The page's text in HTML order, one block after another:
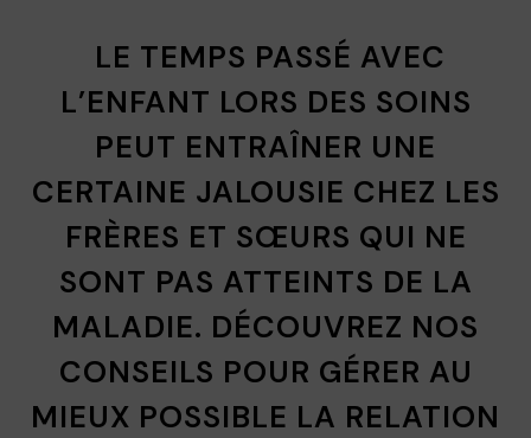
LE TEMPS PASSÉ AVEC
L’ENFANT ​LORS DES SOIN​S
PEUT ENTRAÎNER UNE
CERTAINE JALOUSIE ​CHEZ LES​
FRÈRES ET SŒURS QUI NE
SONT PAS ATTEINTS DE LA
MALADIE. DÉCOUVREZ NOS
CONSEILS POUR GÉRER AU
MIEUX POSSIBLE LA RELATION